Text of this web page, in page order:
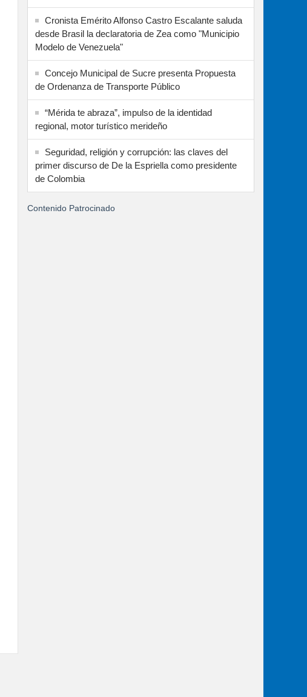
Cronista Emérito Alfonso Castro Escalante saluda
desde Brasil la declaratoria de Zea como "Municipio
Modelo de Venezuela"
Concejo Municipal de Sucre presenta Propuesta
de Ordenanza de Transporte Público
“Mérida te abraza”, impulso de la identidad
regional, motor turístico merideño
Seguridad, religión y corrupción: las claves del
primer discurso de De la Espriella como presidente
de Colombia
Contenido Patrocinado